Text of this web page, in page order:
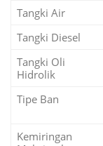
Tangki Air
Tangki Diesel
Tangki Oli
Hidrolik
Tipe Ban
Kemiringan